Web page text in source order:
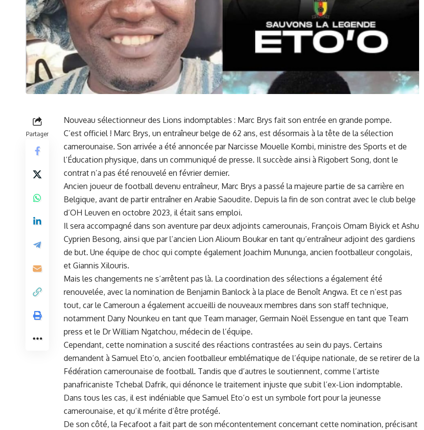
Partager
Nouveau sélectionneurdes Lions ‌indomptables : Marc⁣ Brys fait son entrée ​en grande pompe.
C’est officiel ! Marc Brys, un ‍entraîneur belge de 62 ans, est désormais à la tête de la sélection
camerounaise. Son arrivée a été annoncée par Narcisse Mouelle Kombi, ministre des Sports​ et de
l’Éducation physique, dans un‌ communiqué de presse. Il⁣ succède ainsi ​à Rigobert Song, ‌dont le
contrat​ n’a pas été renouvelé en février dernier.
Ancien joueur de football devenu entraîneur, Marc Brys a passé la majeure partie de sa⁢ carrière‍ en
Belgique, ‍avant de partir entraîner en Arabie Saoudite. Depuis la fin de son contrat​ avec le club belge
d’OH Leuven en octobre 2023, il était sans emploi.
Il sera accompagné dans son aventure par deux adjoints ⁣camerounais, François Omam Biyick et Ashu⁣
Cyprien Besong, ⁢ainsi que par l’ancien‍ Lion Alioum Boukar ⁣en tant qu’entraîneur adjoint des gardiens
de but. Une équipe ⁢de choc qui compte ‌également ‌Joachim Mununga, ancien ‍footballeur congolais,
et Giannis Xilouris.
Mais les changements ne s’arrêtent⁤ pas là. La coordination des sélections a également été
renouvelée, avec la nomination de Benjamin Banlock à ‍la place de Benoît Angwa. Et ce n’est ⁤pas
tout, car le Cameroun a également accueilli de ​nouveaux membres dans⁢ son staff technique,
notamment ⁤Dany‌ Nounkeu en tant que Team manager, Germain Noël Essengue​ en tant que Team
press ​et le Dr William Ngatchou, médecin de l’équipe.
Cependant, cette ​nomination a suscité des ⁢ réactions ⁤ contrastées au sein ​du ‍pays. Certains‍
demandent à Samuel Eto’o, ancien footballeur emblématique de l’équipe nationale, de​ se‌ retirer de ⁣la⁢
Fédération camerounaise de ⁤football. Tandis que d’autres le ⁤soutiennent, comme ⁣l’artiste
panafricaniste Tchebal Dafrik, qui dénonce le traitement injuste que subit l’ex-Lion​ indomptable.​
Dans tous les cas, il est indéniable que Samuel Eto’o est un symbole fort pour⁤ la jeunesse
camerounaise, ‍et qu’il mérite d’être protégé.
De son ‌côté, la Fecafoot‍ a fait part de son mécontentement concernant cette nomination, précisant